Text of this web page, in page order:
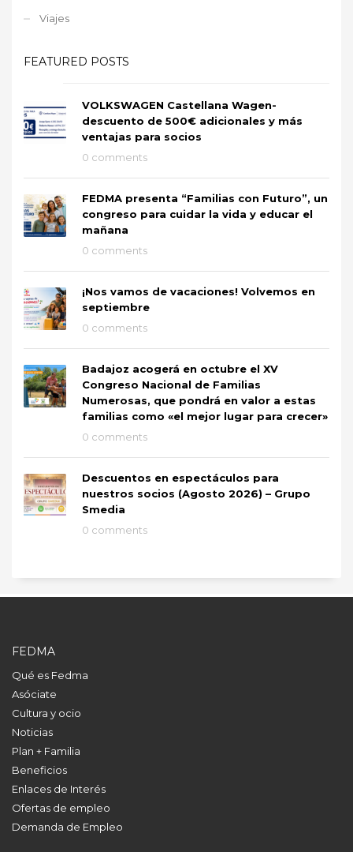
Viajes
FEATURED POSTS
VOLKSWAGEN Castellana Wagen-
descuento de 500€ adicionales y más
ventajas para socios
0 comments
FEDMA presenta “Familias con Futuro”, un
congreso para cuidar la vida y educar el
mañana
0 comments
¡Nos vamos de vacaciones! Volvemos en
septiembre
0 comments
Badajoz acogerá en octubre el XV
Congreso Nacional de Familias
Numerosas, que pondrá en valor a estas
familias como «el mejor lugar para crecer»
0 comments
Descuentos en espectáculos para
nuestros socios (Agosto 2026) – Grupo
Smedia
0 comments
FEDMA
Qué es Fedma
Asóciate
Cultura y ocio
Noticias
Plan + Familia
Beneficios
Enlaces de Interés
Ofertas de empleo
Demanda de Empleo